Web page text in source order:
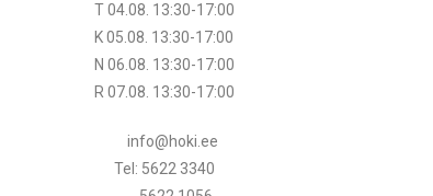
T 04.08. 13:30-17:00
K 05.08. 13:30-17:00
N 06.08. 13:30-17:00
R 07.08. 13:30-17:00
info@hoki.ee
Tel: 5622 3340